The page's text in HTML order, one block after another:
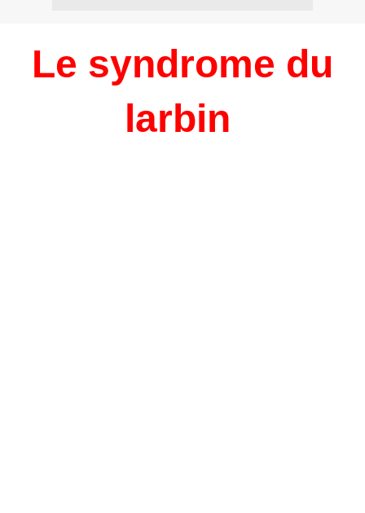
Le syndrome du
larbin